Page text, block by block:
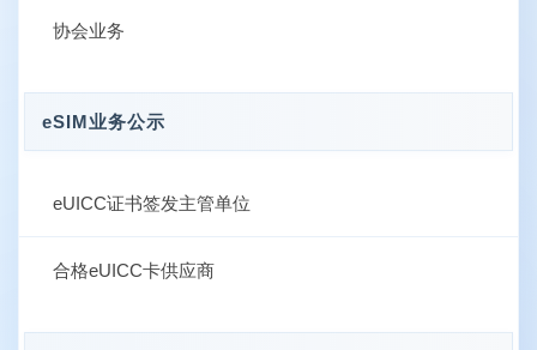
协会业务
eSIM业务公示
eUICC证书签发主管单位
合格eUICC卡供应商